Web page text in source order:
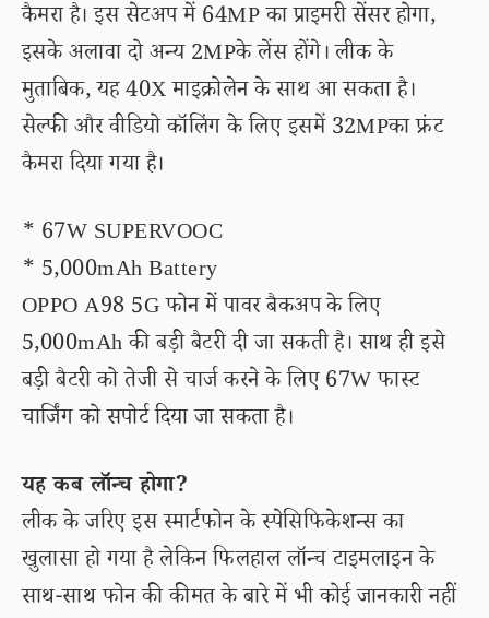
कैमरा है। इस सेटअप में 64MP का प्राइमरी सेंसर होगा,
इसके अलावा दो अन्य 2MPके लेंस होंगे। लीक के
मुताबिक, यह 40X माइक्रोलेन के साथ आ सकता है।
सेल्फी और वीडियो कॉलिंग के लिए इसमें 32MPका फ्रंट
कैमरा दिया गया है।
* 67W SUPERVOOC
* 5,000mAh Battery
OPPO A98 5G फोन में पावर बैकअप के लिए
5,000mAh की बड़ी बैटरी दी जा सकती है। साथ ही इसे
बड़ी बैटरी को तेजी से चार्ज करने के लिए 67W फास्ट
चार्जिंग को सपोर्ट दिया जा सकता है।
यह कब लॉन्च होगा?
लीक के जरिए इस स्मार्टफोन के स्पेसिफिकेशन्स का
खुलासा हो गया है लेकिन फिलहाल लॉन्च टाइमलाइन के
साथ-साथ फोन की कीमत के बारे में भी कोई जानकारी नहीं